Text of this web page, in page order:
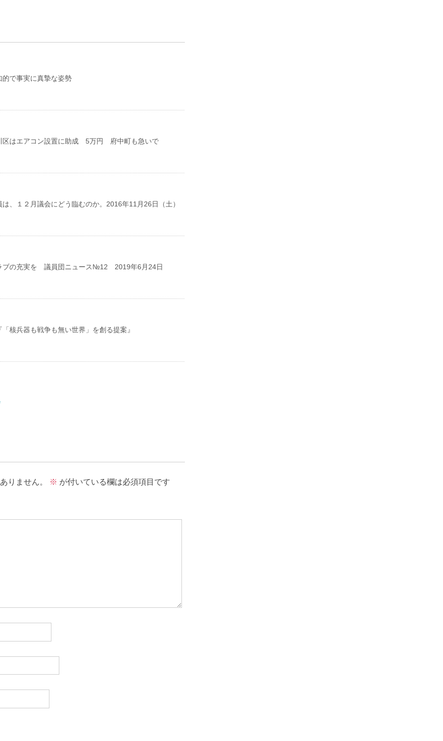
的で事実に真摯な姿勢
はエアコン設置に助成 5万円 府中町も急いで
、１２月議会にどう臨むのか。2016年11月26日（土）
ブの充実を 議員団ニュース№12 2019年6月24日
核兵器も戦争も無い世界」を創る提案』
りません。 ※ が付いている欄は必須項目です